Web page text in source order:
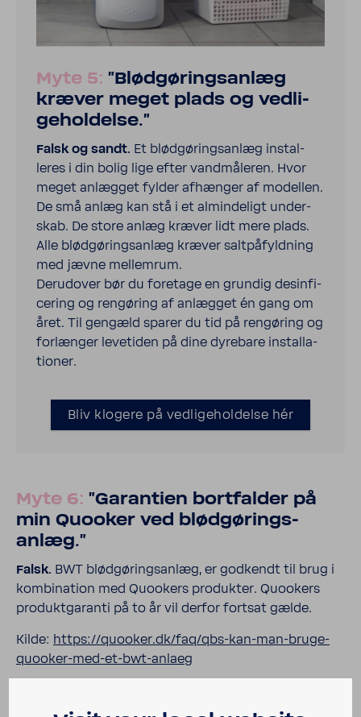
Myte 5: "Blød­gø­rings­anlæg
kræver meget plads og vedli­
ge­hol­delse."
Falsk og sandt. Et blød­gø­rings­anlæg instal­
leres i din bolig lige efter vand­må­leren. Hvor
meget anlægget fylder afhænger af modellen.
De små anlæg kan stå i et almin­de­ligt under­
skab. De store anlæg kræver lidt mere plads.
Alle blød­gø­rings­anlæg kræver salt­på­fyld­ning
med jævne mellemrum.
Deru­d­over bør du fore­tage en grundig desin­fi­
ce­ring og rengø­ring af anlægget én gang om
året. Til gengæld sparer du tid på rengø­ring og
forlænger leve­tiden på dine dyre­bare instal­la­
tioner.
Bliv klogere på vedligeholdelse hér
Myte 6: "Garan­tien bort­falder på
min Quooker ved blød­gø­rings­
anlæg."
Falsk. BWT blød­gø­rings­anlæg, er godk­endt til brug i
kombi­na­tion med Quoo­kers produkter. Quoo­kers
produkt­ga­ranti på to år vil derfor fortsat gælde.
Kilde: https://quooker.dk/faq/qbs-​kan-man-bruge-
quooker-med-et-bwt-anlaeg